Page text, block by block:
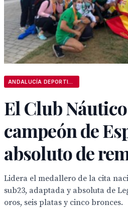
El Club
campeón de
absoluto de
Lidera el medallero de la cita
sub23, adaptada y absoluta de
oros, seis platas y cinco bronces.